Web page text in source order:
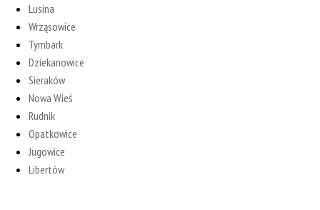
Lusina
Wrząsowice
Tymbark
Dziekanowice
Sieraków
Nowa Wieś
Rudnik
Opatkowice
Jugowice
Libertów